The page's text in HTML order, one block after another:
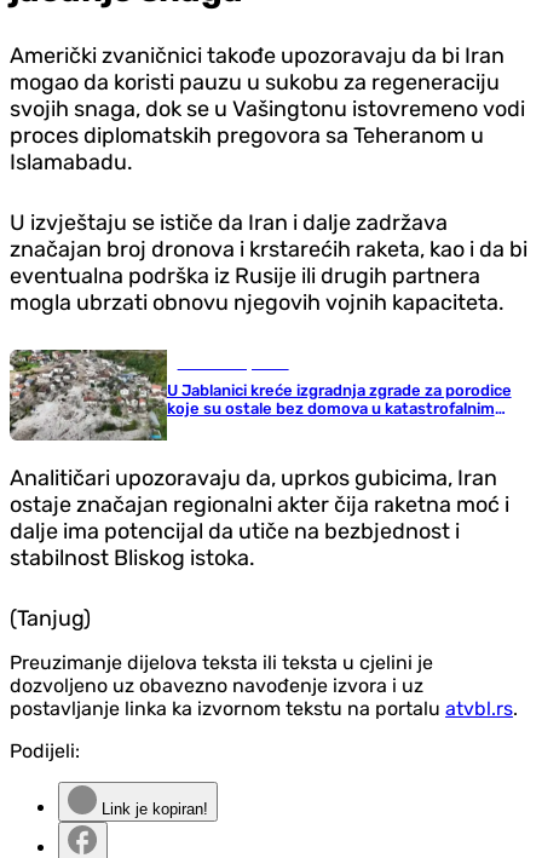
Američki zvaničnici takođe upozoravaju da bi Iran
mogao da koristi pauzu u sukobu za regeneraciju
svojih snaga, dok se u Vašingtonu istovremeno vodi
proces diplomatskih pregovora sa Teheranom u
Islamabadu.
U izvještaju se ističe da Iran i dalje zadržava
značajan broj dronova i krstarećih raketa, kao i da bi
eventualna podrška iz Rusije ili drugih partnera
mogla ubrzati obnovu njegovih vojnih kapaciteta.
U Jablanici kreće izgradnja zgrade za porodice
koje su ostale bez domova u katastrofalnim
poplavama
Analitičari upozoravaju da, uprkos gubicima, Iran
ostaje značajan regionalni akter čija raketna moć i
dalje ima potencijal da utiče na bezbjednost i
stabilnost Bliskog istoka.
(Tanjug)
Preuzimanje dijelova teksta ili teksta u cjelini je
dozvoljeno uz obavezno navođenje izvora i uz
postavljanje linka ka izvornom tekstu na portalu atvbl.rs.
Podijeli:
Link je kopiran!